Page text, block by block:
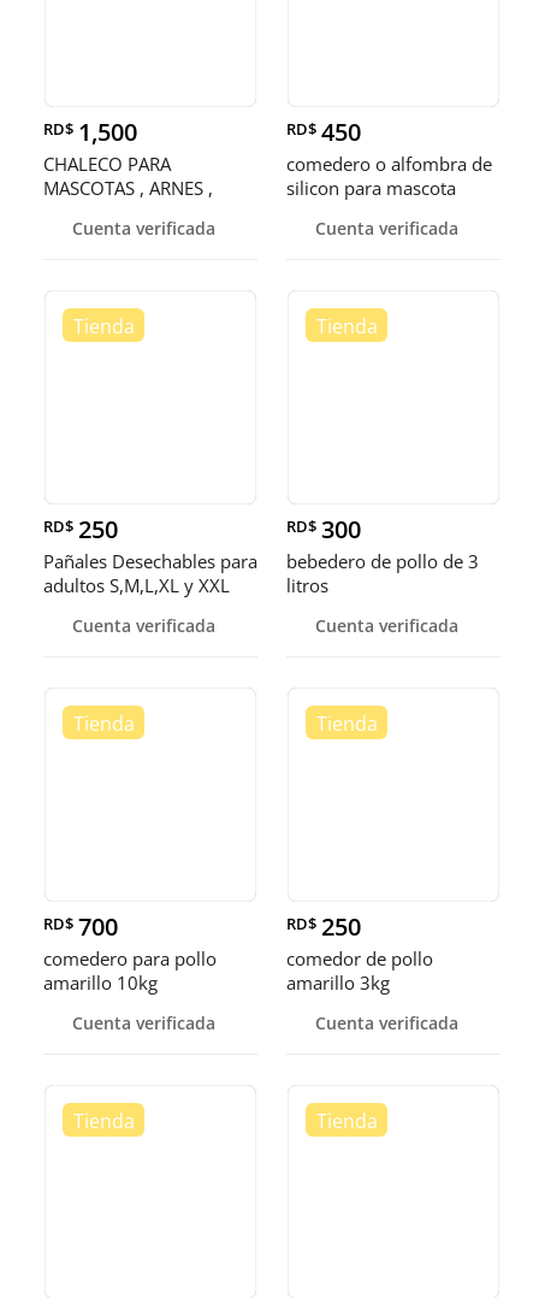
RD$ 1,500
CHALECO PARA
MASCOTAS , ARNES ,
Cuenta verificada
RD$ 450
comedero o alfombra de
silicon para mascota
Cuenta verificada
RD$ 250
Pañales Desechables para
adultos S,M,L,XL y XXL
Cuenta verificada
RD$ 300
bebedero de pollo de 3
litros
Cuenta verificada
RD$ 700
comedero para pollo
amarillo 10kg
Cuenta verificada
RD$ 250
comedor de pollo
amarillo 3kg
Cuenta verificada